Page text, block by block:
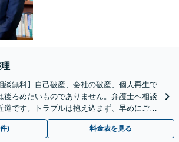
談無料】自己破産、会社の破産、個人再生で
後ろめたいものでありません。弁護士へ相談
道です。トラブルは抱え込まず、早めにご相
) 料金表を見る